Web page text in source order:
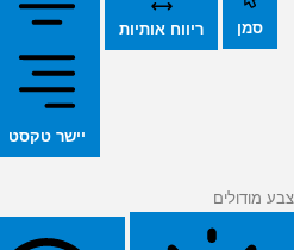
סמן ריווח אותיות
יישר טקסט
צבע מודולים